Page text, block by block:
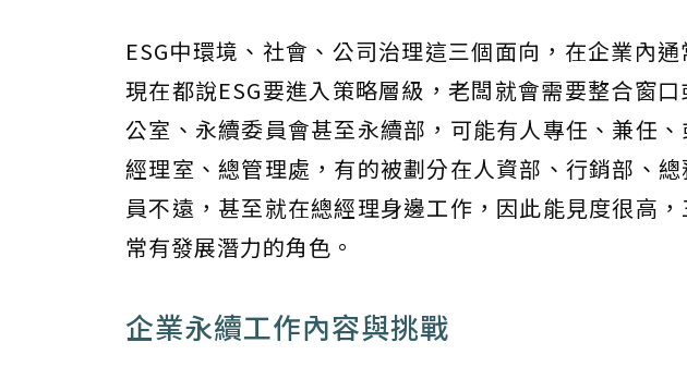
ESG中環境、社會、公司治理這三個面向，在企業內
現在都說ESG要進入策略層級，老闆就會需要整合窗
公室、永續委員會甚至永續部，可能有人專任、兼任
經理室、總管理處，有的被劃分在人資部、行銷部、
員不遠，甚至就在總經理身邊工作，因此能見度很高
常有發展潛力的角色。
企業永續工作內容與挑戰